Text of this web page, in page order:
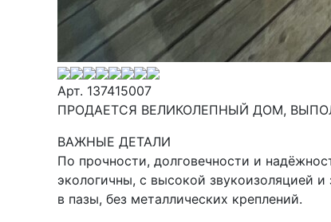
Арт. 137415007
ПРОДАЕТСЯ ВЕЛИКОЛЕПНЫЙ ДОМ,
ВАЖНЫЕ ДЕТАЛИ
По прочности, долговечности и
экологичны, с высокой звукоизоляцией
в пазы, без металлических креплений.